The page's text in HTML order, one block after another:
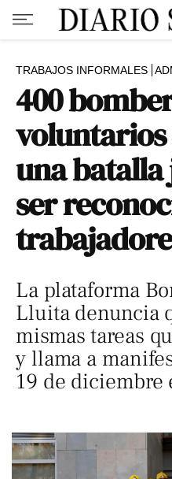
TRABAJOS INFORMALES
400
una
ser
La plataforma
Lluita denuncia
mismas tareas
y llama a
19 de diciembre